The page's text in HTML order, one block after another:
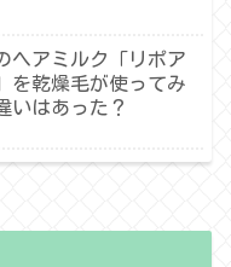
ヘアミルク「リポア
を乾燥毛が使ってみ
いはあった？